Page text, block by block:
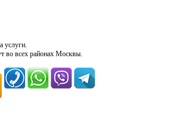
услуги.
во всех районах Москвы.